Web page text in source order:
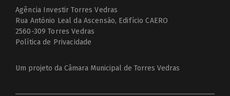
Agência Investir Torres Vedras
Rua António Leal da Ascensão, Edifício CAERO
2560-309 Torres Vedras
Política de Privacidade
Um projeto da Câmara Municipal de Torres Vedras